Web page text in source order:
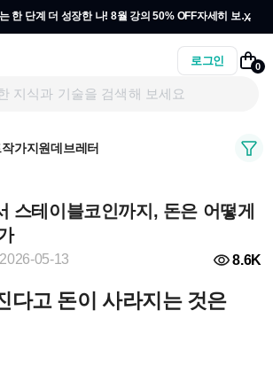
한 단계 더 성장한 나! 8월 강의 50% OFF자세히 보기
x
로그인 0
작가지원데브레터
스테이블코인까지, 돈은 어떻게
2026-05-13 8.6K
다고 돈이 사라지는 것은